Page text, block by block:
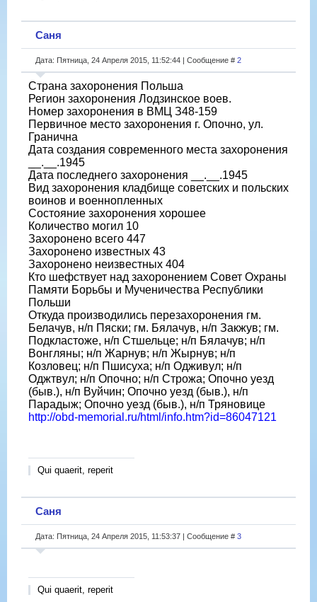
Саня
Дата: Пятница, 24 Апреля 2015, 11:52:44 | Сообщение # 2
Страна захоронения Польша
Регион захоронения Лодзинское воев.
Номер захоронения в ВМЦ З48-159
Первичное место захоронения г. Опочно, ул.
Гранична
Дата создания современного места захоронения
__.__.1945
Дата последнего захоронения __.__.1945
Вид захоронения кладбище советских и польских
воинов и военнопленных
Состояние захоронения хорошее
Количество могил 10
Захоронено всего 447
Захоронено известных 43
Захоронено неизвестных 404
Кто шефствует над захоронением Совет Охраны
Памяти Борьбы и Мученичества Республики
Польши
Откуда производились перезахоронения гм.
Белачув, н/п Пяски; гм. Бялачув, н/п Закжув; гм.
Подкластоже, н/п Стшельце; н/п Бялачув; н/п
Вонгляны; н/п Жарнув; н/п Жырнув; н/п
Козловец; н/п Пшисуха; н/п Одживул; н/п
Оджтвул; н/п Опочно; н/п Строжа; Опочно уезд
(быв.), н/п Вуйчин; Опочно уезд (быв.), н/п
Парадыж; Опочно уезд (быв.), н/п Тряновице
http://obd-memorial.ru/html/info.htm?id=86047121
Qui quaerit, reperit
Саня
Дата: Пятница, 24 Апреля 2015, 11:53:37 | Сообщение # 3
Qui quaerit, reperit